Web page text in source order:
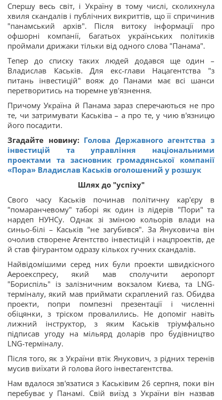
Спершу весь світ, і Україну в тому числі, сколихнула
хвиля скандалів і публічних викриттів, що її спричинив
"панамський архів". Після витоку інформації про
офшорні компанії, багатьох українських політиків
проймали дрижаки тільки від одного слова "Панама".
Тепер до списку таких людей додався ще один –
Владислав Каськів. Для екс-глави Нацагентства "з
питань інвестицій" вояж до Панами має всі шанси
перетворитись на тюремне ув'язнення.
Причому Україна й Панама зараз сперечаються не про
те, чи затримувати Каськіва – а про те, у чию в'язницю
його посадити.
Згадайте новину: Голова Державного агентства з
інвестицій та управління національними
проектами та засновник громадянської компанії
«Пора» Владислав Каськів оголошений у розшук
Шлях до "успіху"
Свого часу Каськів починав політичну кар'єру в
"помаранчевому" таборі як один із лідерів "Пори" та
нардеп НУНСу. Однак зі зміною кольорів влади на
синьо-білі – Каськів "не загубився". За Януковича він
очолив створене Агентство інвестицій і нацпроектів, де
й став фігурантом одразу кількох гучних скандалів.
Найвідомішими серед них були проекти швидкісного
Аероекспресу, який мав сполучити аеропорт
"Бориспіль" із залізничним вокзалом Києва, та LNG-
терміналу, який мав приймати скраплений газ. Обидва
проекти, попри помпезні презентації і численні
обіцянки, з тріском провалились. Не допоміг навіть
лижний інструктор, з яким Каськів тріумфально
підписав угоду на мільярд доларів про будівництво
LNG-терміналу.
Після того, як з України втік Янукович, з рідних теренів
мусив виїхати й голова його інвестагентства.
Нам вдалося зв'язатися з Каськівим 26 серпня, поки він
перебуває у Панамі. Свій виїзд з України він назвав